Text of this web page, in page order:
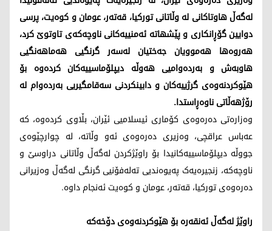
لەگەڵ هاوتاکانی لە وڵاتانی تورکیا، قەتەر، عومان و کوەیت، پرسی
دوایین گۆڕانکاری و پێشهاتە ئەمنییەکانی ناوچەکەی تاوتوێ کرد،
هەروەها هەموویان جەختیان لەسەر گرنگیی هەماهەنگیی
هاوبەش و بەردەوامیی هەوڵە دیپلۆماسییەکان کردەوە بۆ
هێوکردنەوەی گرژییەکان و دابینکردنی سەقامگیریی بەردەوام لە
رۆژهەڵاتی ناوەڕاستدا.
وەزارەتی دەرەوەی کۆماری ئیسلامیی ئێران، بڵاوی کردەوە، کە
عەباس عراقچی، وەزیری دەرەوەی ئەو وڵاتە، لە چوارچێوەی
جووڵە دیپلۆماسییەکانیدا بۆ راوێژکردن لەگەڵ وڵاتانی دراوسێ و
ناوچەکە، زنجیرەیەک پەیوەندیی تەلەفۆنیی گرنگی لەگەڵ وەزیرانی
دەرەوەی تورکیا، قەتەر، عومان و کوەیت ئەنجام داوە.
راوێژ لەگەڵ ئەنقەرە بۆ هێوکردنەوەی دۆخەکە